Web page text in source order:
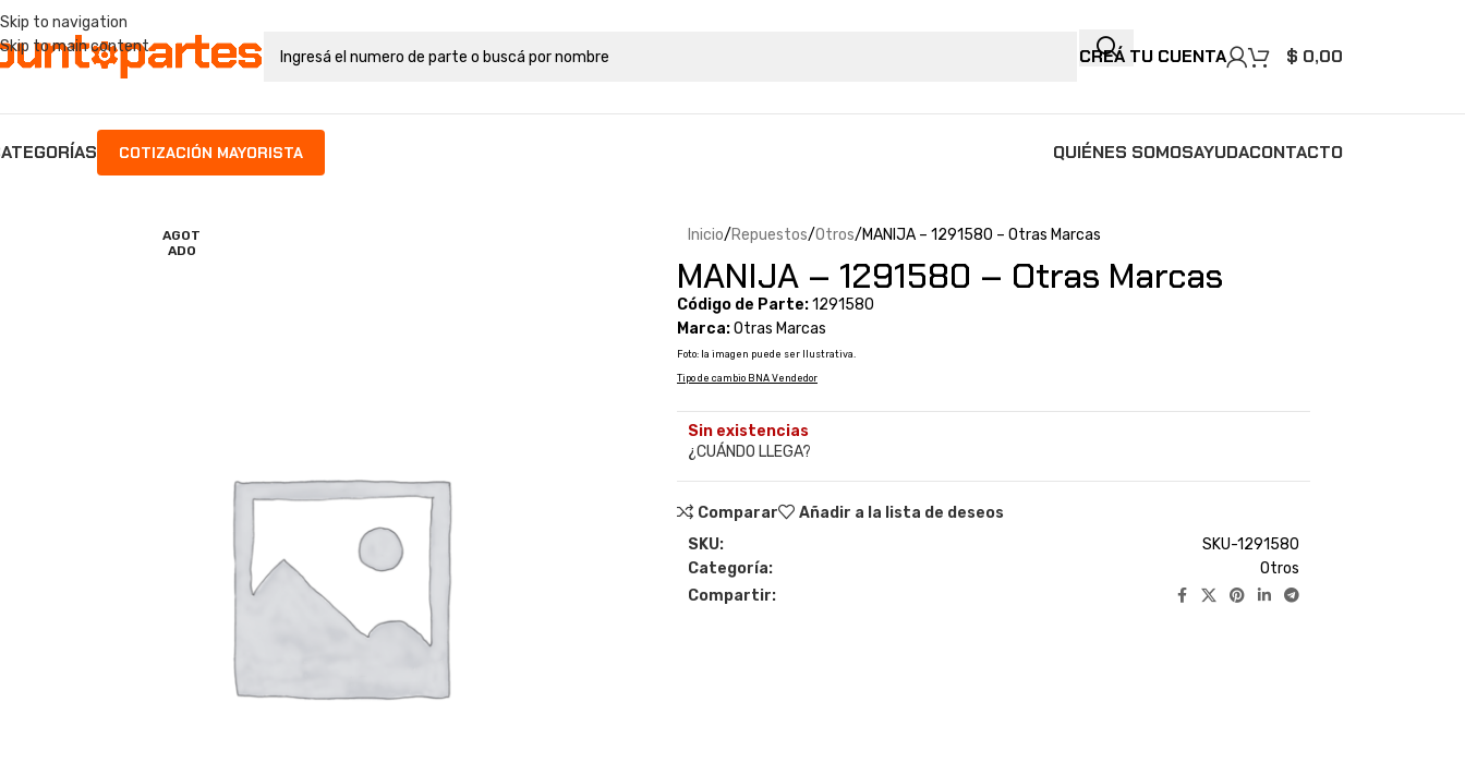
Skip to navigation
Skip to main content
CREÁ TU CUENTA $ 0,00
COTIZACIÓN MAYORISTA QUIÉNES SOMOSAYUDACONTACTO
AGOT
ADO
Inicio Repuestos Otros MANIJA – 1291580 – Otras Marcas
MANIJA – 1291580 – Otras Marcas
Código de Parte:1291580
Marca:Otras Marcas
Foto: la imagen puede ser Ilustrativa.
Tipo de cambio BNA Vendedor
Sin existencias
¿CUÁNDO LLEGA?
Comparar
Añadir a la lista de deseos
SKU:
SKU-1291580
Categoría:
Otros
Compartir: